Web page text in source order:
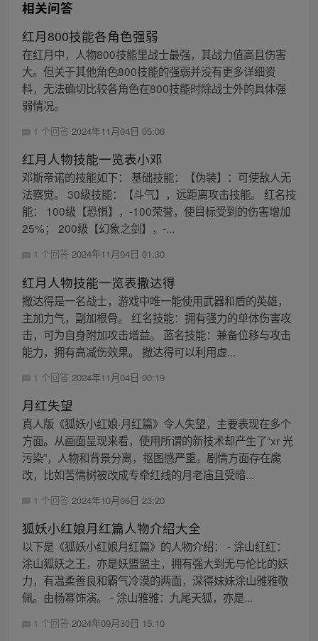
相关问答
红月800技能各角色强弱
在红月中，人物800技能里战士最强，其战力值高且伤害
大。但关于其他角色800技能的强弱并没有更多详细资
料，无法确切比较各角色在800技能时除战士外的具体强
弱情况。
1 个回答 2024年11月04日 05:06
红月人物技能一览表小邓
邓斯帝诺的技能如下： 基础技能：【伪装】：可使敌人无
法察觉。 30级技能：【斗气】，远距离攻击技能。 红名技
能： 100级【恐惧】，-100荣誉，使目标受到的伤害增加
25%； 200级【幻象之剑】，-...
1 个回答 2024年11月04日 01:30
红月人物技能一览表撒达得
撒达得是一名战士，游戏中唯一能使用武器和盾的英雄，
主加力气，副加根骨。 红名技能：拥有强力的单体伤害攻
击，可为自身附加攻击增益。 蓝名技能：兼备位移与攻击
能力，拥有高减伤效果。 撒达得可以利用虚...
1 个回答 2024年11月04日 00:19
月红失望
真人版《狐妖小红娘·月红篇》令人失望，主要表现在多个
方面。从画面呈现来看，使用所谓的新技术却产生了“xr 光
污染”，人物和背景分离，抠图感严重。剧情方面存在魔
改，比如苦情树被改成专牵红线的月老庙且受暗...
1 个回答 2024年10月06日 23:20
狐妖小红娘月红篇人物介绍大全
以下是《狐妖小红娘月红篇》的人物介绍： - 涂山红红：
涂山狐妖之王，亦是妖盟盟主，拥有强大到无与伦比的妖
力，有温柔善良和霸气冷漠的两面，深得妹妹涂山雅雅敬
佩。由杨幂饰演。 - 涂山雅雅：九尾天狐，亦是...
1 个回答 2024年09月30日 15:10